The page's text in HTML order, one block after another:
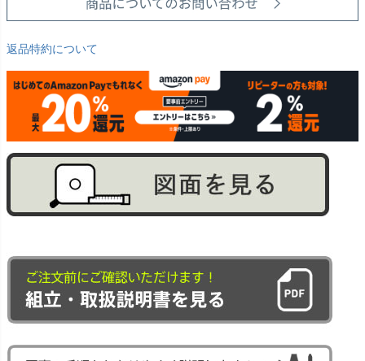
返品特約について